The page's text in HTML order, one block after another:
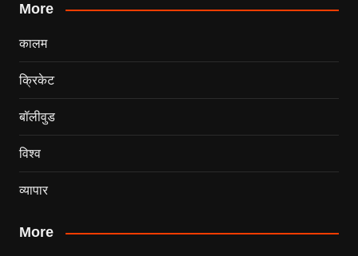
More
कालम
क्रिकेट
बॉलीवुड
विश्व
व्यापार
More